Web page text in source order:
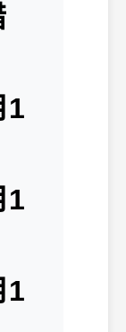
1
1
1